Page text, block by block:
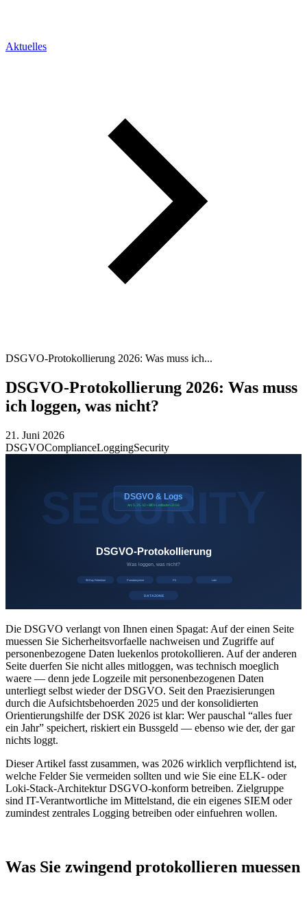
Aktuelles
DSGVO-Protokollierung 2026: Was muss ich...
DSGVO-Protokollierung 2026: Was muss
ich loggen, was nicht?
21. Juni 2026
DSGVOComplianceLoggingSecurity
Die DSGVO verlangt von Ihnen einen Spagat: Auf der einen Seite
muessen Sie Sicherheitsvorfaelle nachweisen und Zugriffe auf
personenbezogene Daten luekenlos protokollieren. Auf der anderen
Seite duerfen Sie nicht alles mitloggen, was technisch moeglich
waere — denn jede Logzeile mit personenbezogenen Daten
unterliegt selbst wieder der DSGVO. Seit den Praezisierungen
durch die Aufsichtsbehoerden 2025 und der konsolidierten
Orientierungshilfe der DSK 2026 ist klar: Wer pauschal “alles fuer
ein Jahr” speichert, riskiert ein Bussgeld — ebenso wie der, der gar
nichts loggt.
Dieser Artikel fasst zusammen, was 2026 wirklich verpflichtend ist,
welche Felder Sie vermeiden sollten und wie Sie eine ELK- oder
Loki-Stack-Architektur DSGVO-konform betreiben. Zielgruppe
sind IT-Verantwortliche im Mittelstand, die ein eigenes SIEM oder
zumindest zentrales Logging betreiben oder einfuehren wollen.
Was Sie zwingend protokollieren muessen